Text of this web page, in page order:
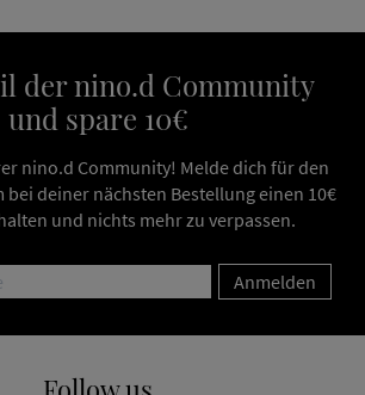
der nino.d Community
und spare 10€
nino.d Community! Melde dich für den
bei deiner nächsten Bestellung einen 10€
und nichts mehr zu verpassen.
Anmelden